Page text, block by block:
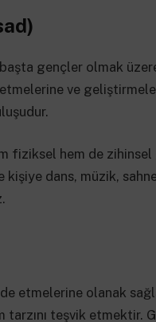
gençler olmak
ve
fiziksel hem de
dans, müzik,
etmelerine olanak
tarzını teşvik etmektir.